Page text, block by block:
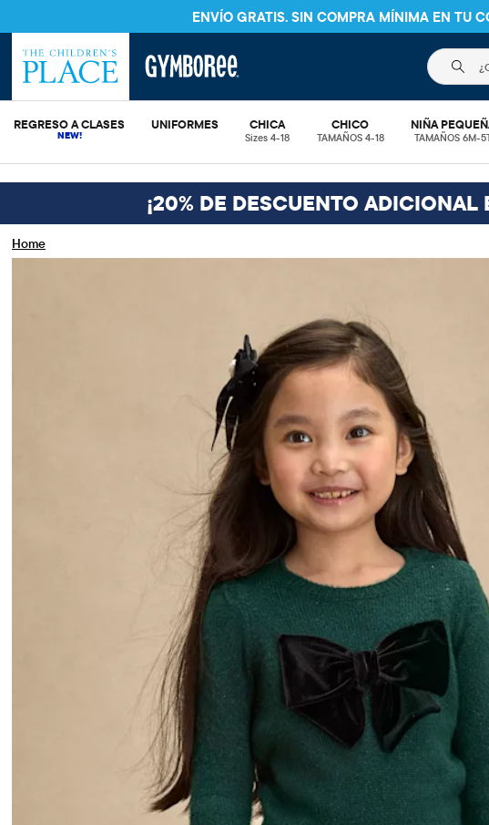
ENVÍO GRATIS EN
REGRESO A CLASES UNIFORMES CHICA
Sizes 4-18
CHICO
TAMAÑOS 4-18
NIÑA
TAMAÑOS 6M-
¡20% DE DESCUENTO
Home